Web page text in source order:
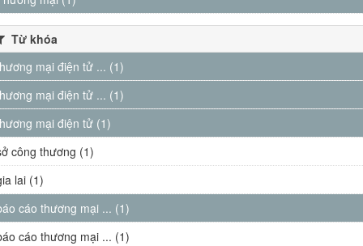
Từ khóa
mại điện tử ... (1)
mại điện tử ... (1)
mại điện tử (1)
công thương (1)
lai (1)
cáo thương mại ... (1)
cáo thương mại ... (1)